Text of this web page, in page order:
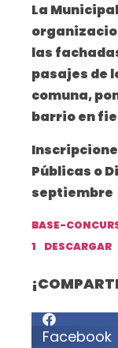
La
las
pasajes de
comuna,
barrio en
Públicas o
septiembre
BASE-
1
DESCARGAR
Facebook